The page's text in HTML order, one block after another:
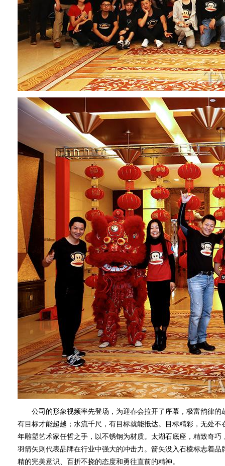
公司的形象视频率先登场，为迎春会拉开了序幕，极富韵律的
有目标才能超越；水流千尺，有目标就能抵达。目标精彩，无处不
年雕塑艺术家任哲之手，以不锈钢为材质。太湖石底座，精致奇
羽箭矢则代表品牌在行业中强大的冲击力。箭矢没入石棱标志着
精的完美意识、百折不挠的态度和勇往直前的精神。